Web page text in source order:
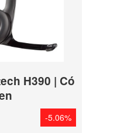
H390 | Có
-5.06%